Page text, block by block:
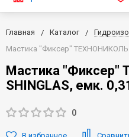
Главная Каталог
Мастика "Фиксер" ТЕХНОНИКОЛЬ
Мастика "Фиксер"
SHINGLAS, емк.
0